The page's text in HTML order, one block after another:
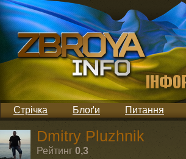
Стрічка Блоґи Питання
Dmitry Pluzhnik
Рейтинг 0,3